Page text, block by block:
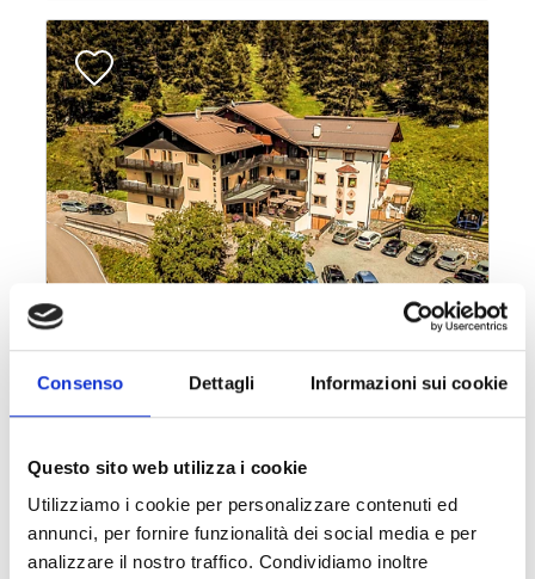
Consenso Dettagli Informazioni sui cookie
Questo sito web utilizza i cookie
Utilizziamo i cookie per personalizzare contenuti ed
annunci, per fornire funzionalità dei social media e per
analizzare il nostro traffico. Condividiamo inoltre